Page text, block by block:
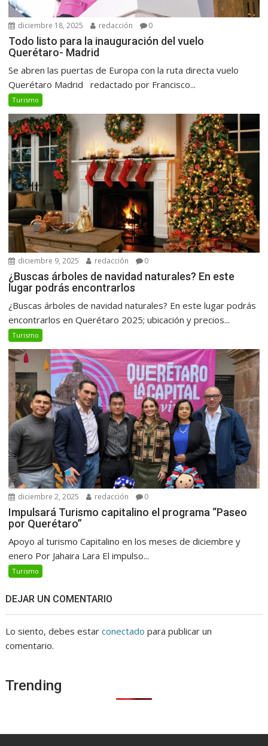
diciembre 18, 2025 redacción 0
Todo listo para la inauguración del vuelo
Querétaro- Madrid
Se abren las puertas de Europa con la ruta directa vuelo
Querétaro Madrid redactado por Francisco...
Turismo
diciembre 9, 2025 redacción 0
¿Buscas árboles de navidad naturales? En este
lugar podrás encontrarlos
¿Buscas árboles de navidad naturales? En este lugar podrás
encontrarlos en Querétaro 2025; ubicación y precios...
Turismo
diciembre 2, 2025 redacción 0
Impulsará Turismo capitalino el programa “Paseo
por Querétaro”
Apoyo al turismo Capitalino en los meses de diciembre y
enero Por Jahaira Lara El impulso...
Turismo
DEJAR UN COMENTARIO
Lo siento, debes estarconectado para publicar un
comentario.
Trending